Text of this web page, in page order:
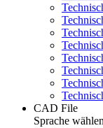
CAD File
Sprache wählen